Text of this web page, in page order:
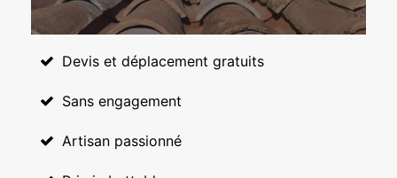
Devis et déplacement gratuits
Sans engagement
Artisan passionné